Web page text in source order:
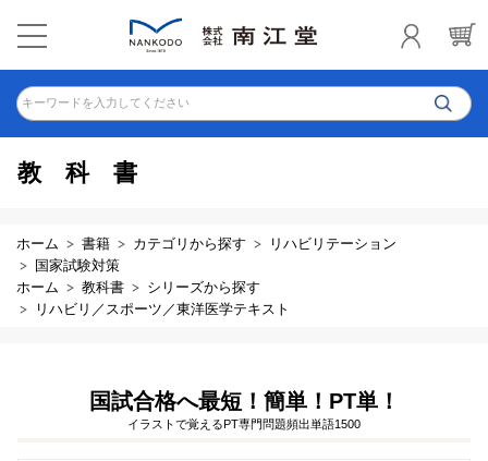
キーワードを入力してください
教科書
ホーム 書籍 カテゴリから探す
リハビリテーション
国家試験対策
ホーム
教科書
シリーズから探す
リハビリ／スポーツ／東洋医学テキスト
国試合格へ最短！簡単！PT単！
イラストで覚えるPT専門問題頻出単語1500